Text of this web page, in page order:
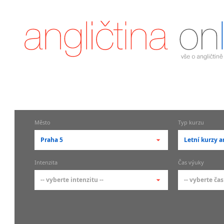
Město
Praha 5
-- vyberte město --
pražské městské části
Typ kurzu
Letní kurzy
-- vyberte
Intenzita
-- vyberte intenzitu --
Čas výuky
-- vyberte